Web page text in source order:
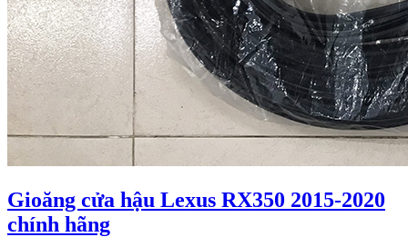
Gioăng cửa hậu Lexus RX350 2015-2020
chính hãng